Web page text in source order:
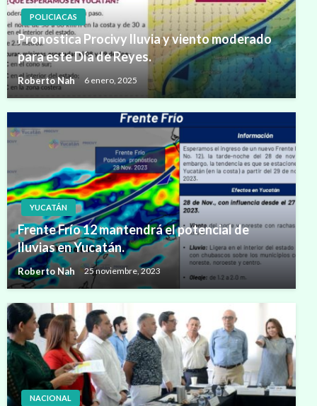
POLICIACAS
Pronostica Procivy lluvia y viento moderado
para este Día de Reyes.
Roberto Nah 6 enero, 2025
YUCATÁN
Frente Frío 12 mantendrá el potencial de
lluvias en Yucatán.
Roberto Nah 25 noviembre, 2023
NACIONAL